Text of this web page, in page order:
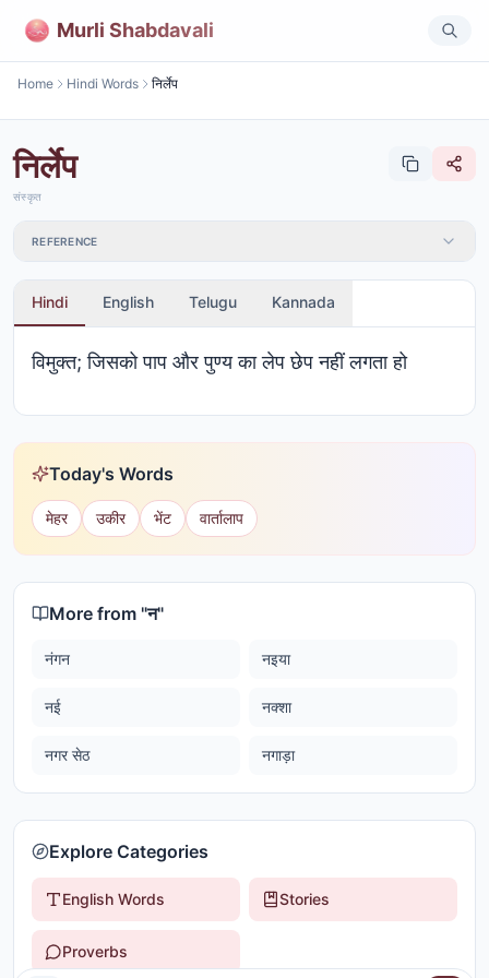
Murli Shabdavali
Home Hindi Words निर्लेप
निर्लेप
संस्कृत
REFERENCE
Hindi English Telugu Kannada
विमुक्त; जिसको पाप और पुण्य का लेप छेप नहीं लगता हो
Today's Words
मेहर उकीर भेंट वार्तालाप
More from "न"
नंगन नइया
नई नक्शा
नगर सेठ नगाड़ा
Explore Categories
English Words Stories
Proverbs